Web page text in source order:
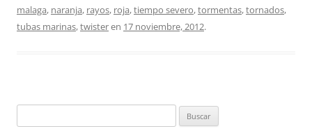
malaga, naranja, rayos, roja,tiempo severo,tormentas,tornados,
tubas marinas,twisteren 17 noviembre, 2012.